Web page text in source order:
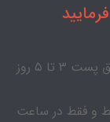
ارسال فوری از طریق الو پیک یک روزه و از طریق پست ۳ تا ۵ روز
و فقط در ساعت